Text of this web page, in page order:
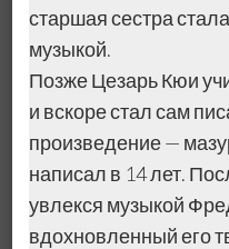
старшая сестра
музыкой.
Позже Цезарь Кюи
и вскоре стал сам
произведение —
написал в 14 лет.
увлекся музыкой
вдохновленный его